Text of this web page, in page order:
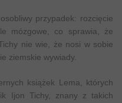
przypadek: rozcięcie
mózgowe, co sprawia, że
nie wie, że nosi w sobie
ziemskie wywiady.
książek Lema, których
Ijon Tichy, znany z takich